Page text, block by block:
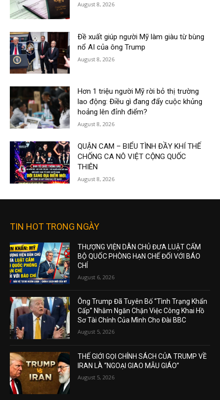
August 8, 2026
Đề xuất giúp người Mỹ làm giàu từ bùng
nổ AI của ông Trump
August 8, 2026
Hơn 1 triệu người Mỹ rời bỏ thị trường
lao động: Điều gì đang đẩy cuộc khủng
hoảng lên đỉnh điểm?
August 8, 2026
QUẬN CAM – BIỂU TÌNH ĐẦY KHÍ THẾ
CHỐNG CA NÔ VIỆT CỘNG QUỐC
THIÊN
August 8, 2026
TIN HOT TRONG NGÀY
THƯỢNG VIỆN DÂN CHỦ ĐƯA LUẬT CẤM
BỘ QUỐC PHÒNG HẠN CHẾ ĐỐI VỚI BÁO
CHÍ
August 6, 2026
Ông Trump Đã Tuyên Bố “Tình Trạng Khẩn
Cấp” Nhằm Ngăn Chặn Việc Công Khai Hồ
Sơ Tài Chính Của Mình Cho Đài BBC
August 5, 2026
THẾ GIỚI GỌI CHÍNH SÁCH CỦA TRUMP VỀ
IRAN LÀ “NGOẠI GIAO MẪU GIÁO”
August 5, 2026